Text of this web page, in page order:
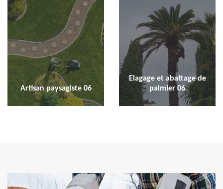
Artisan paysagiste 06
Elagage et abattage de
palmier 06